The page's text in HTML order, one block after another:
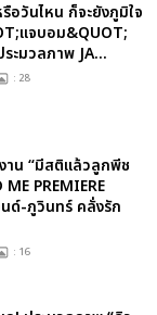
อวันไหน ก็จะยังภูมิใจ
แจบอม&QUOT;
ะมวลภาพ JA...
: 28
าน “มีสติแล้วลูกพีช
ME PREMIERE
ด์-ภูวินทร์ คลั่งรัก
: 16